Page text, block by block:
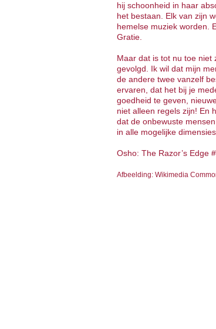
hij schoonheid in haar
het bestaan. Elk van zijn
hemelse muziek worden.
Gratie.
Maar dat is tot nu toe niet
gevolgd. Ik wil dat mijn
de andere twee vanzelf
ervaren, dat het bij je
goedheid te geven,
niet alleen regels zijn! En
dat de onbewuste
in alle mogelijke dimensies.
Osho: The Razor’s Edge
Afbeelding: Wikimedia